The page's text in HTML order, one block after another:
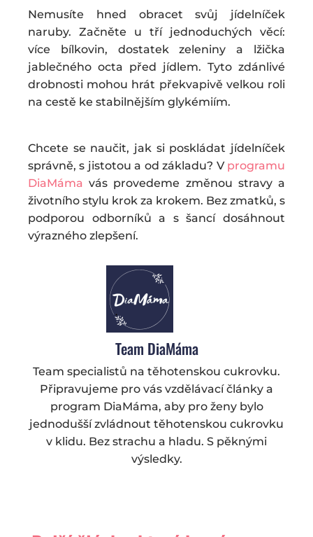
Nemusíte hned obracet svůj jídelníček
naruby. Začněte u tří jednoduchých věcí:
více bílkovin, dostatek zeleniny a lžička
jablečného octa před jídlem. Tyto zdánlivé
drobnosti mohou hrát překvapivě velkou roli
na cestě ke stabilnějším glykémiím.
Chcete se naučit, jak si poskládat jídelníček
správně, s jistotou a od základu? V programu
DiaMámavás provedeme změnou stravy a
životního stylu krok za krokem. Bez zmatků, s
podporou odborníků a s šancí dosáhnout
výrazného zlepšení.
Team DiaMáma
Team specialistů na těhotenskou cukrovku.
Připravujeme pro vás vzdělávací články a
program DiaMáma, aby pro ženy bylo
jednodušší zvládnout těhotenskou cukrovku
v klidu. Bez strachu a hladu. S pěknými
výsledky.